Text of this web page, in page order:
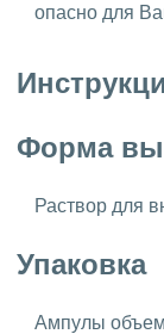
опасно для
Форма
Раствор для
Упаковка
Ампулы